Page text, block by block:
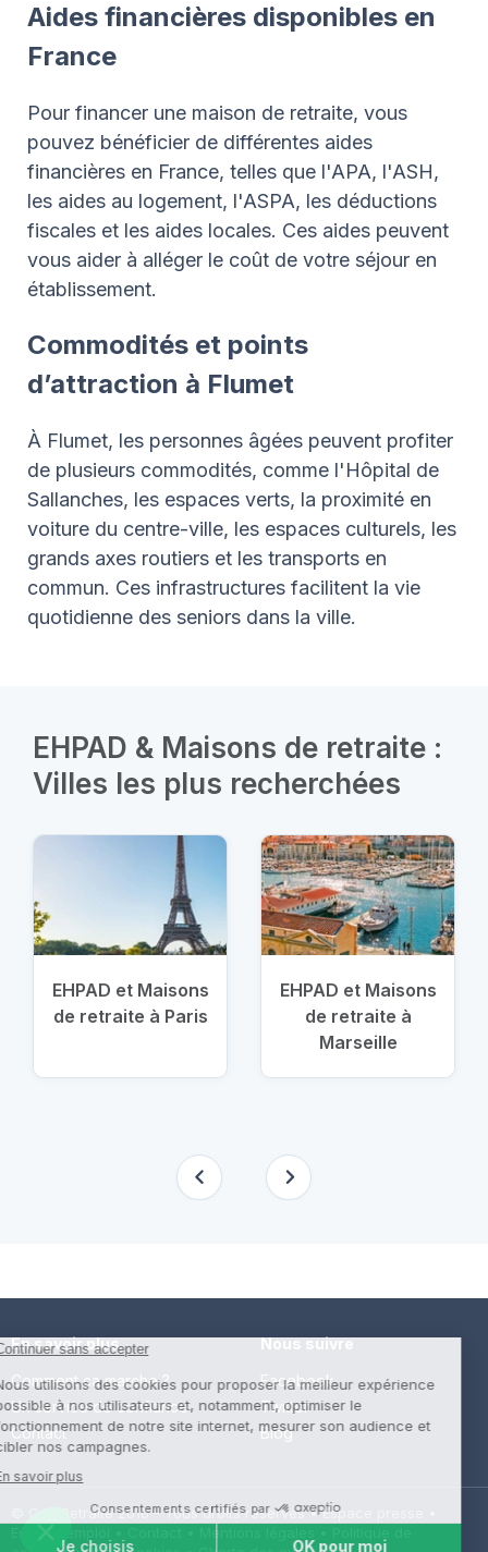
Aides financières disponibles en
France
Pour financer une maison de retraite, vous
pouvez bénéficier de différentes aides
financières en France, telles que l'APA, l'ASH,
les aides au logement, l'ASPA, les déductions
fiscales et les aides locales. Ces aides peuvent
vous aider à alléger le coût de votre séjour en
établissement.
Commodités et points
d’attraction à Flumet
À Flumet, les personnes âgées peuvent profiter
de plusieurs commodités, comme l'Hôpital de
Sallanches, les espaces verts, la proximité en
voiture du centre-ville, les espaces culturels, les
grands axes routiers et les transports en
commun. Ces infrastructures facilitent la vie
quotidienne des seniors dans la ville.
EHPAD & Maisons de retraite :
Villes les plus recherchées
EHPAD et Maisons
de retraite à Paris
EHPAD et Maisons
de retraite à
Marseille
En savoir plus
Comment ça marche ?
Un service de confiance
Contact
Nous suivre
Facebook
Twitter
Blog
© Cap Retraite 2016 - Tous droits réservés •Espace presse
Espace emploi